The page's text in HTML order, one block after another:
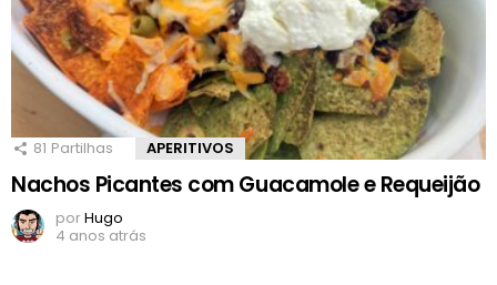
81 Partilhas APERITIVOS
Nachos Picantes com Guacamole e Requeijão
porHugo
4 anos atrás